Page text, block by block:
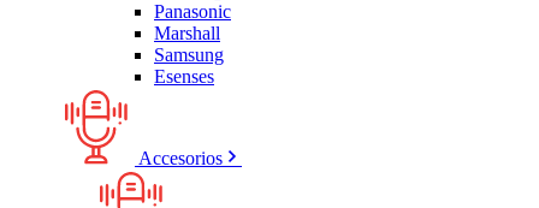
Panasonic
Marshall
Samsung
Esenses
Accesorios